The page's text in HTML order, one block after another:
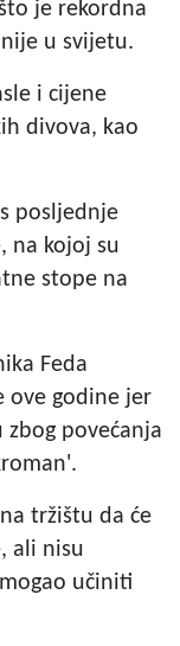
je rekordna
u svijetu.
i cijene
divova, kao
posljednje
na kojoj su
stope na
Feda
ove godine jer
povećanja
tržištu da će
ali nisu
učiniti